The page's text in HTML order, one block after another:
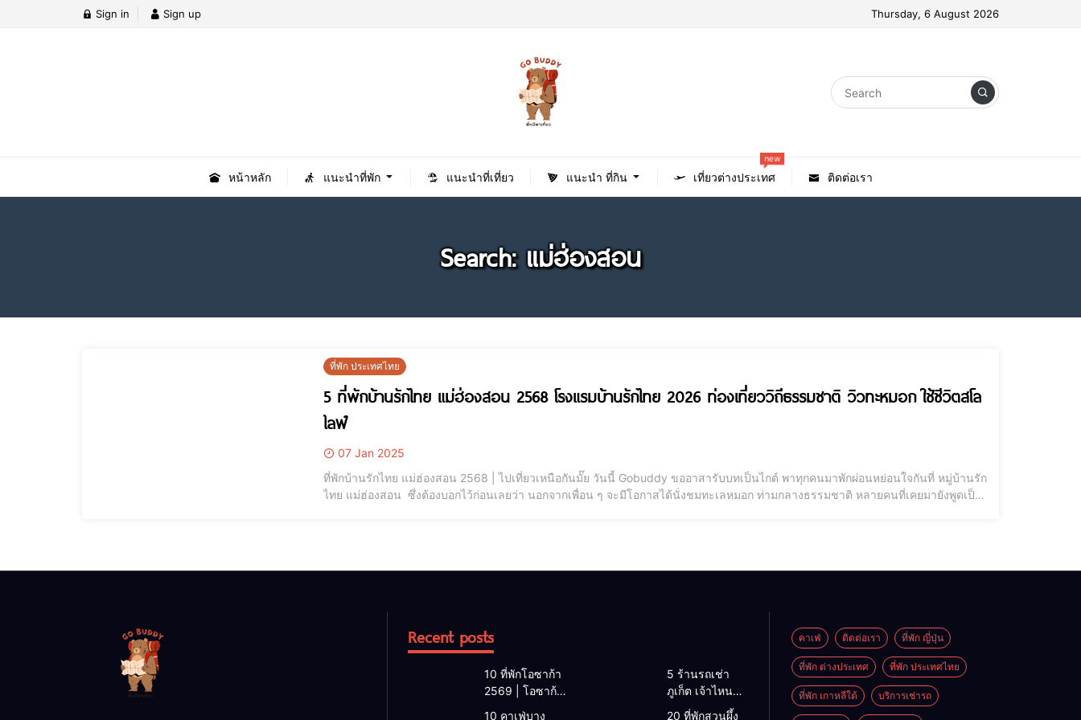
Sign in Sign up Thursday, 6 August 2026
หน้าหลัก แนะนำที่พัก แนะนำที่เที่ยว แนะนำ ที่กิน เที่ยวต่างประเทศ
new
ติดต่อเรา
Search: แม่ฮ่องสอน
ที่พัก ประเทศไทย
5 ที่พักบ้านรักไทย แม่ฮ่องสอน 2568 โรงแรมบ้านรักไทย 2026 ท่องเที่ยววิถีธรรมชาติ วิวทะหมอก ใช้ชีวิตสโล
ไลฟ์
07 Jan 2025
ที่พักบ้านรักไทย แม่ฮ่องสอน 2568 | ไปเที่ยวเหนือกันมั๊ย วันนี้ Gobuddy ขออาสารับบทเป็นไกด์ พาทุกคนมาพักผ่อนหย่อนใจกันที่ หมู่บ้านรัก
ไทย แม่ฮ่องสอน ซึ่งต้องบอกไว้ก่อนเลยว่า นอกจากเพื่อน ๆ จะมีโอกาสได้นั่งชมทะเลหมอก ท่ามกลางธรรมชาติ หลายคนที่เคยมายังพูดเป็น
Recent posts
10 ที่พักโอซาก้า
2569 | โอซาก้า
5 ร้านรถเช่า
ภูเก็ต เจ้าไหนดี
2026 | แนะนำ
10 คาเฟ่บาง 20 ที่พักสวนผึ้ง
คาเฟ่ ติดต่อเรา ที่พัก ญี่ปุ่น
ที่พัก ต่างประเทศ ที่พัก ประเทศไทย
ที่พัก เกาหลีใต้ บริการเช่ารถ